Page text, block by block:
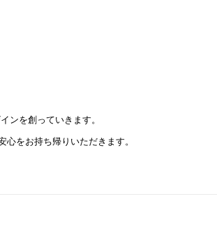
ンを創っていきます。
心をお持ち帰りいただきます。